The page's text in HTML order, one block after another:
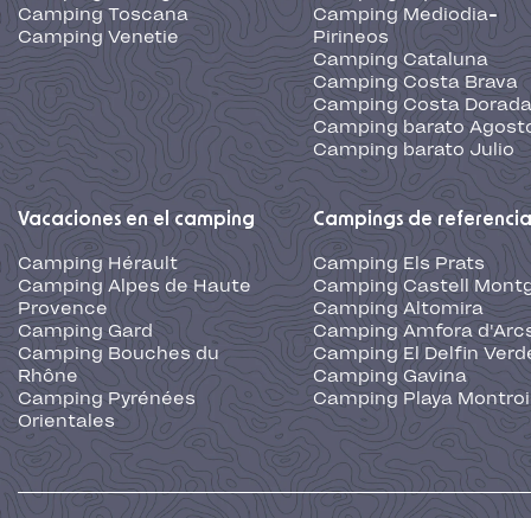
Camping Toscana
Camping Venetie
Camping Mediodia-
Pirineos
Camping Cataluna
Camping Costa Brava
Camping Costa Dorada
Camping barato
Camping barato Julio
Vacaciones en el camping
Camping Hérault
Camping Alpes de Haute
Provence
Camping Gard
Camping Bouches du
Rhône
Camping Pyrénées
Orientales
Campings de referencia
Camping Els Prats
Camping Castell
Camping Altomira
Camping Amfora
Camping El Delfin
Camping Gavina
Camping Playa